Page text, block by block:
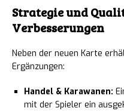
Strategie und
Verbesserungen
Neben der neuen Karte
Ergänzungen:
Handel & Karawanen:
mit der Spieler ein